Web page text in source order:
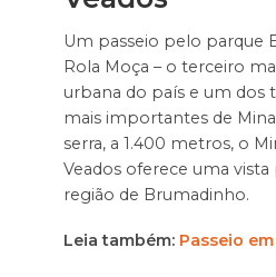
Um passeio pelo parque
Rola Moça – o terceiro
urbana do país e um dos
mais importantes de
serra, a 1.400 metros, o
Veados oferece uma vista
região de Brumadinho.
Leia também: Passeio